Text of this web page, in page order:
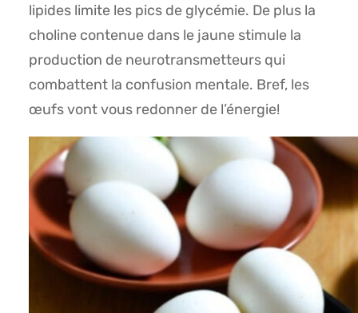
lipides limite les pics de glycémie. De plus la
choline contenue dans le jaune stimule la
production de neurotransmetteurs qui
combattent la confusion mentale. Bref, les
œufs vont vous redonner de l’énergie!